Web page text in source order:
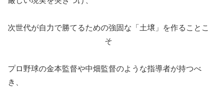
次世代が自力で勝てるための強固な「土壌」を作ることこ
そ
プロ野球の金本監督や中畑監督のような指導者が持つべ
き、